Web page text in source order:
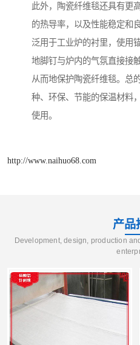
此外，陶瓷纤维毯还具有更
的热导率，以及性能稳定和
泛用于工业炉的衬里，使用
地脚钉与炉内的气氛直接接
从而地保护陶瓷纤维毯。总
种、环保、节能的保温材料
使用。
http://www.naihuo68.com
产品
Development, design, production